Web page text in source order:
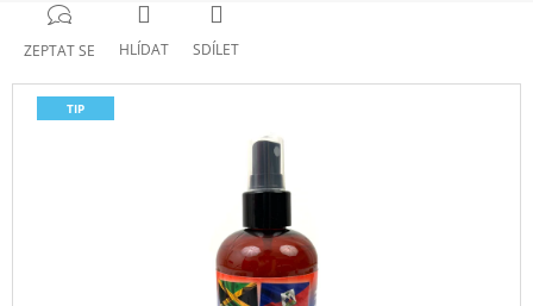
ZEPTAT SE HLÍDAT SDÍLET
TIP